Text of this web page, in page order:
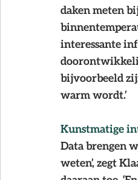
daken meten
interessante
bijvoorbeeld
warm wordt.’
Kunstmatige
Data brengen
weten’, zegt